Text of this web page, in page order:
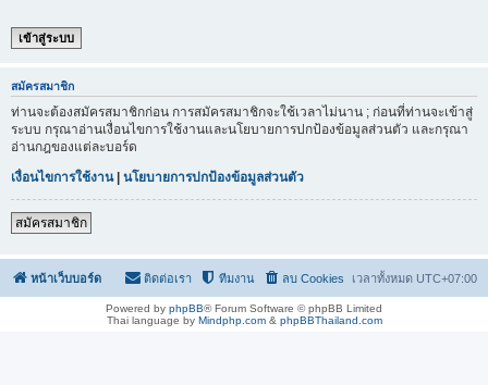
สมัครสมาชิก
ท่านจะต้องสมัครสมาชิกก่อน การสมัครสมาชิกจะใช้เวลาไม่นาน ; ก่อนที่ท่านจะเข้าสู่
ระบบ กรุณาอ่านเงื่อนไขการใช้งานและนโยบายการปกป้องข้อมูลส่วนตัว และกรุณา
อ่านกฎของแต่ละบอร์ด
เงื่อนไขการใช้งาน| นโยบายการปกป้องข้อมูลส่วนตัว
สมัครสมาชิก
หน้าเว็บบอร์ด เวลาทั้งหมด UTC+07:00
ลบ Cookies
ทีมงาน
ติดต่อเรา
Powered by phpBB® Forum Software © phpBB Limited
Thai language by Mindphp.com& phpBBThailand.com